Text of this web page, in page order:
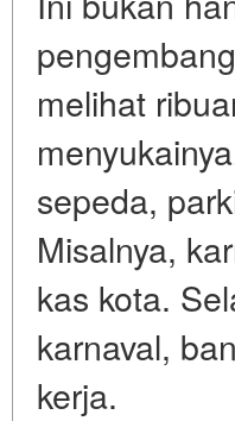
melihat
sepeda,
Misalnya,
kas kota.
karnaval,
kerja.